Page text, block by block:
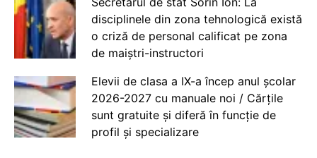
disciplinele din zona tehnologică există
o criză de personal calificat pe zona
de maiștri-instructori
Elevii de clasa a IX-a încep anul școlar
2026-2027 cu manuale noi / Cărțile
sunt gratuite și diferă în funcție de
profil și specializare